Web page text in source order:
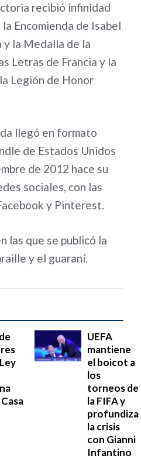
recibió infinidad
Encomienda de Isabel
y la Medalla de la
Letras de Francia y la
Legión de Honor
llegó en formato
de Estados Unidos
de 2012 hace su
sociales, con las
y Pinterest.
las que se publicó la
y el guaraní.
UEFA
mantiene
el boicot a
los
torneos de
la FIFA y
profundiza
la crisis
con Gianni
Infantino